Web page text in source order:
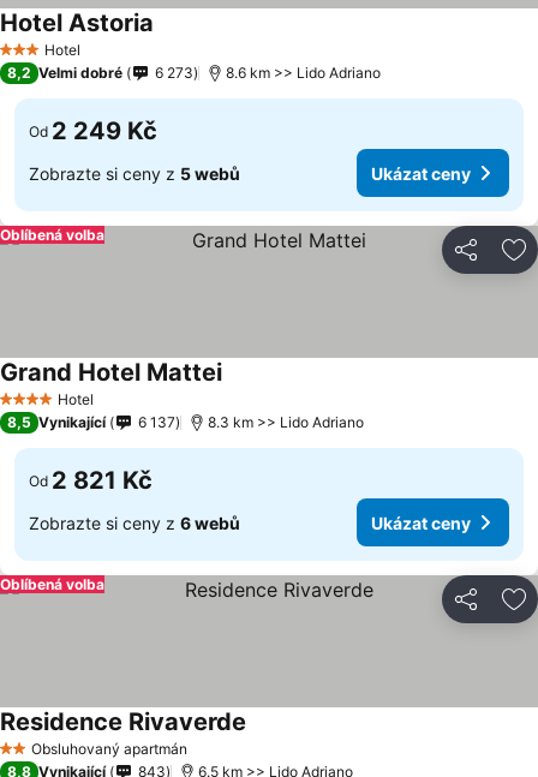
3 Počet hvězdiček
Hotel
Hotel Astoria
8,2 Velmi dobré 6 273 8.6 km >> Lido Adriano
Od 2 249 Kč
Zobrazte si ceny z 5 webů Ukázat ceny
Sdílet
Oblíbená volba
4 Počet hvězdiček
Hotel
Grand Hotel Mattei
8,5 Vynikající 6 137 8.3 km >> Lido Adriano
Od 2 821 Kč
Zobrazte si ceny z 6 webů Ukázat ceny
Sdílet
Oblíbená volba
2 Počet hvězdiček
Obsluhovaný apartmán
Residence Rivaverde
8,8 Vynikající 843 6.5 km >> Lido Adriano